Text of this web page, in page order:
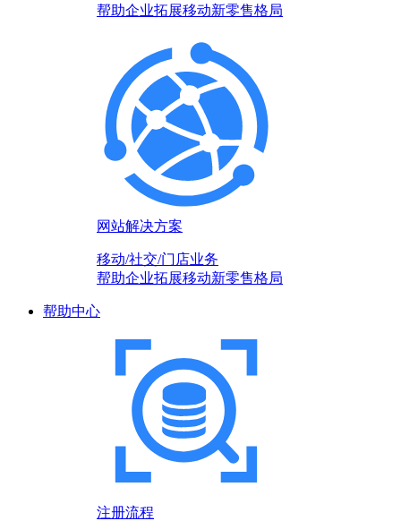
帮助企业拓展移动新零售格局
网站解决方案
移动/社交/门店业务
帮助企业拓展移动新零售格局
帮助中心
注册流程